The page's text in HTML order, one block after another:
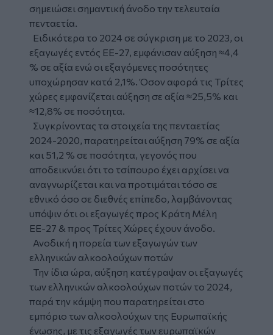
σημειώσει σημαντική άνοδο την τελευταία
πενταετία.
Ειδικότερα το 2024 σε σύγκριση με το 2023, οι
εξαγωγές εντός ΕΕ-27, εμφάνισαν αύξηση ≈4,4
% σε αξία ενώ οι εξαγόμενες ποσότητες
υποχώρησαν κατά 2,1%. Όσον αφορά τις Τρίτες
χώρες εμφανίζεται αύξηση σε αξία ≈25,5% και
≈12,8% σε ποσότητα.
Συγκρίνοντας τα στοιχεία της πενταετίας
2024-2020, παρατηρείται αύξηση 79% σε αξία
και 51,2 % σε ποσότητα, γεγονός που
αποδεικνύει ότι το τσίπουρο έχει αρχίσει να
αναγνωρίζεται και να προτιμάται τόσο σε
εθνικό όσο σε διεθνές επίπεδο, λαμβάνοντας
υπόψιν ότι οι εξαγωγές προς Κράτη Μέλη
ΕΕ-27 & προς Τρίτες Χώρες έχουν άνοδο.
Ανοδική η πορεία των εξαγωγών των
ελληνικών αλκοολούχων ποτών
Την ίδια ώρα, αύξηση κατέγραψαν οι εξαγωγές
των ελληνικών αλκοολούχων ποτών το 2024,
παρά την κάμψη που παρατηρείται στο
εμπόριο των αλκοολούχων της Ευρωπαϊκής
ένωσης, με τις εξαγωγές των ευρωπαϊκών